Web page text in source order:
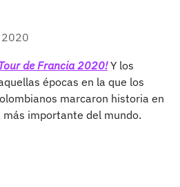
2020
de Francia 2020!Y los
épocas en la que los
marcaron historia en
importante del mundo.